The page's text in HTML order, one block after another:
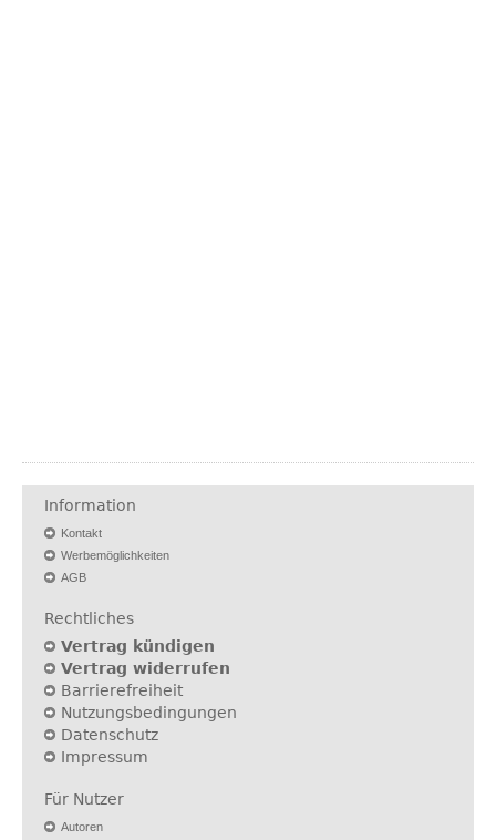
Information
Kontakt
Werbemöglichkeiten
AGB
Rechtliches
Vertrag kündigen
Vertrag widerrufen
Barrierefreiheit
Nutzungsbedingungen
Datenschutz
Impressum
Für Nutzer
Autoren